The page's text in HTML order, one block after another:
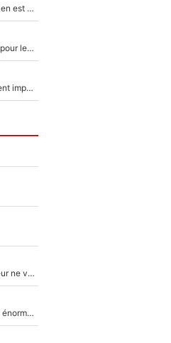
Zinedine Zidane contre le RN : Le jour où Marine Le Pen est partie au clash avec le sélectionneur de l’équipe de France
Malo Gusto au PSG : Luis Enrique donne son feu vert pour le transfert du Français qui pourrait atteindre une somme record
Jusqu’à 50M€ garantis ? L’OM annonce un changement important qui va faire du bien à ses finances !
Mercato - OM : Un grand nom a été éjecté, «l’entraîneur ne voulait pas me conserver»
Victime de racisme contre Murray, Kyrgios pousse un énorme coup de gueule !